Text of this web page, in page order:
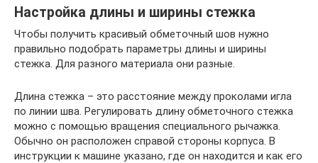
Настройка длины и ширины стежка
Чтобы получить красивый обметочный шов нужно
правильно подобрать параметры длины и ширины
стежка. Для разного материала они разные.
Длина стежка – это расстояние между проколами игла
по линии шва. Регулировать длину обметочного стежка
можно с помощью вращения специального рычажка.
Обычно он расположен справой стороны корпуса. В
инструкции к машине указано, где он находится и как его